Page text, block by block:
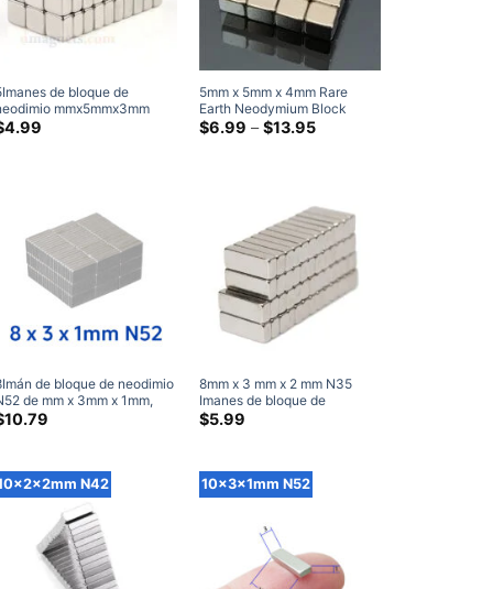
de bloque de
mmx5mmx3mm
imanes cuadrados de
4.99
5mm x 5mm x 4mm Rare
Earth Neodymium Block
Magnet N52 Strong Cuboid
$6.99 – $13.95Gama
través
de
$13.95
de bloque de neodimio
de mm x 3mm x 1mm,
de bloque fuertes de
10.79
8mm x 3 mm x 2 mm N35
Imanes de bloque de
neodimio fuertes Imanes
$5.99
N42 10x3x1mm N52